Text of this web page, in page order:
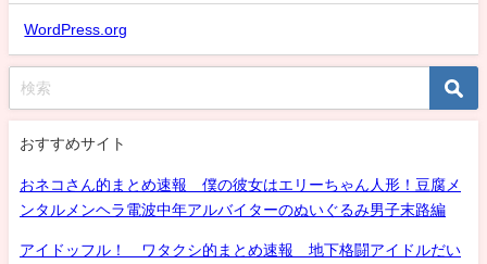
WordPress.org
おすすめサイト
おネコさん的まとめ速報 僕の彼女はエリーちゃん人形！豆腐メ
ンタルメンヘラ電波中年アルバイターのぬいぐるみ男子末路編
アイドッフル！ ワタクシ的まとめ速報 地下格闘アイドルだい